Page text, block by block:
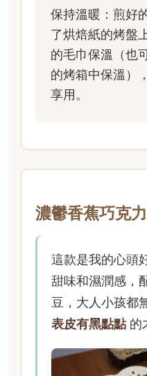
保持溫暖：煎好
了烘焙紙的烤盤
的毛巾保溫（也
的烤箱中保溫）
享用。
濃鬱香蕉巧克
這款是我的心頭
甜味和濕潤感，
豆，大人小孩都
表皮有黑點點的